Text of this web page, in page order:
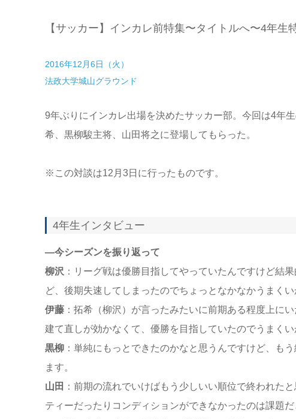
【サッカー】インカレ前特集〜タイトルへ〜4年生
2016年12月6日（火）
法政大学城山グラウンド
9年ぶりにインカレ出場を決めたサッカー部。今回は4年
希、黒柳駿主将、山田将之に登場してもらった。
※この対談は12月3日に行ったものです。
4年生インタビュー
—今シーズンを振り返って
柳沢 ：リーグ戦は優勝目指してやっていたんですけど結
ど、後期失速してしまったのでちょっとなかなかうまくい
伊藤：拓希（柳沢）が言ったみたいに前期ある程度上に
建て直しが効かなくて、優勝を目指していたのでうまく
黒柳：単純にもっとできたのかなと思うんですけど、も
ます。
山田 ：前期の流れでいけばもう少しいい順位で終われた
ティーだったりコンディションができなかったのは課題